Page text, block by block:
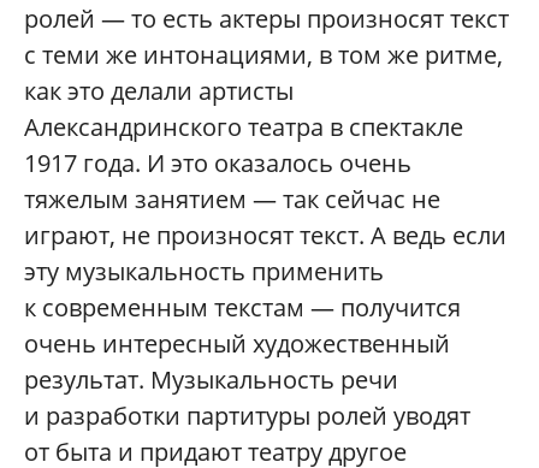
ролей — то есть актеры произносят текст
с теми же интонациями, в том же ритме,
как это делали артисты
Александринского театра в спектакле
1917 года. И это оказалось очень
тяжелым занятием — так сейчас не
играют, не произносят текст. А ведь если
эту музыкальность применить
к современным текстам — получится
очень интересный художественный
результат. Музыкальность речи
и разработки партитуры ролей уводят
от быта и придают театру другое